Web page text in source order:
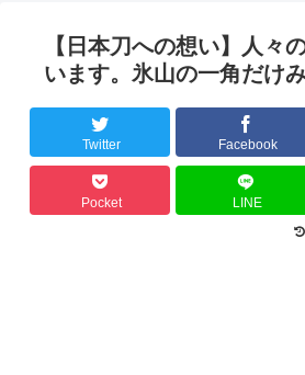
【日本刀への想い】人々
います。氷山の一角だけ
Twitter Facebook
Pocket LINE